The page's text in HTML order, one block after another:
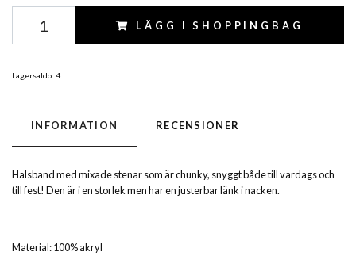
LÄGG I SHOPPINGBAG
Lagersaldo: 4
INFORMATION RECENSIONER
Halsband med mixade stenar som är chunky, snyggt både till vardags och
till fest! Den är i en storlek men har en justerbar länk i nacken.
Material: 100% akryl